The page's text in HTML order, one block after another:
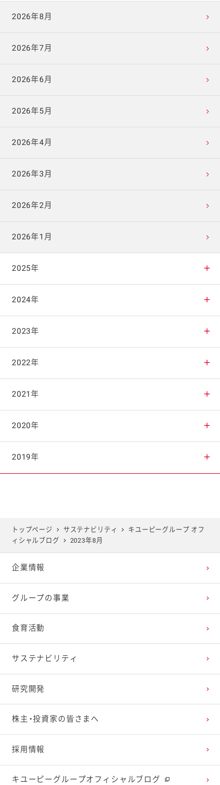
2026年8月
2026年7月
2026年6月
2026年5月
2026年4月
2026年3月
2026年2月
2026年1月
2025年
2025年12月
2025年11月
2025年10月
2025年9月
2025年8月
2025年7月
2025年4月
2025年3月
2025年2月
2025年1月
2024年
2024年12月
2024年11月
2024年10月
2024年9月
2024年8月
2024年5月
2024年4月
2024年3月
2024年2月
2023年
2023年12月
2023年11月
2023年10月
2023年9月
2023年6月
2023年5月
2023年4月
2023年3月
2022年
2022年12月
2022年11月
2022年10月
2022年7月
2022年6月
2022年5月
2022年4月
2021年
2021年12月
2021年11月
2021年8月
2021年7月
2021年6月
2021年5月
2020年
2020年12月
2020年9月
2020年8月
2020年7月
2020年6月
2019年
2019年10月
2019年9月
2019年8月
2019年7月
トップページ サステナビリティ
キユーピーグループ オフ
ィシャルブログ
2023年8月
企業情報
グループの事業
食育活動
サステナビリティ
研究開発
株主・投資家の皆さまへ
採用情報
キユーピーグループオフィシャルブログ